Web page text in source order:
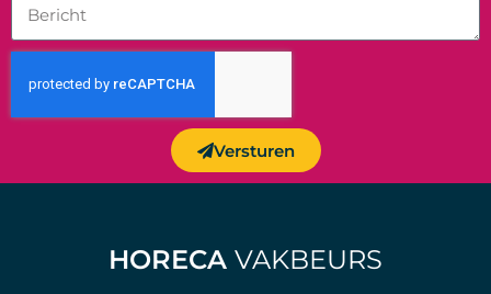
Versturen
HORECA VAKBEURS